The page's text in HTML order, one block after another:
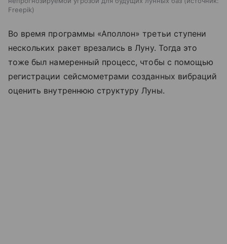
Freepik
Во время программы «Аполлон» третьи ступени
нескольких ракет врезались в Луну. Тогда это
тоже был намеренный процесс, чтобы с помощью
регистрации сейсмометрами созданных вибраций
оценить внутреннюю структуру Луны.